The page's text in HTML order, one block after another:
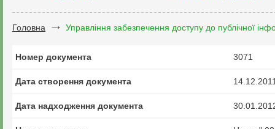
Головна Управління забезпечення доступу до публічної
Номер документа 3071
Дата створення документа
Дата надходження документа